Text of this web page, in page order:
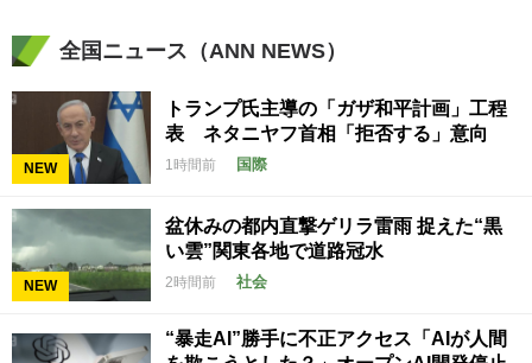
全国ニュース（ANN NEWS）
NEW
トランプ氏主導の「ガザ和平計画」工程
表 ネタニヤフ首相「拒否する」意向
1時間前 国際
NEW
盆休みの都内直撃ゲリラ雷雨 捉えた“黒
い雲”関東各地で道路冠水
2時間前 社会
“暴走AI”勝手に不正アクセス「AIが人間